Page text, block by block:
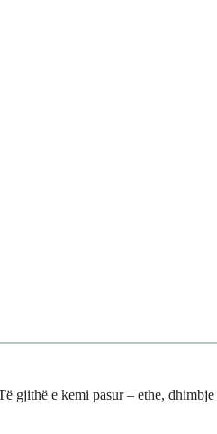
gjithë e kemi pasur – ethe,